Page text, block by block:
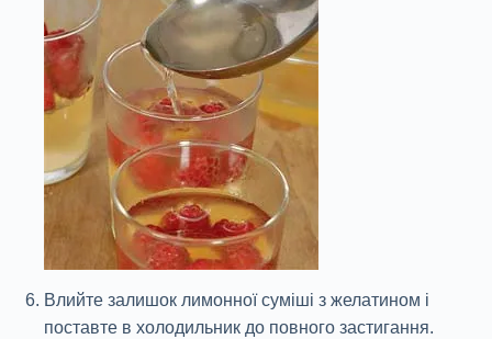
Влийте залишок лимонної суміші з желатином і
поставте в холодильник до повного застигання.